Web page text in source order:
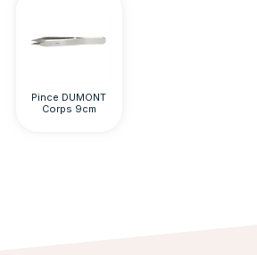
Pince DUMONT
Corps 9cm